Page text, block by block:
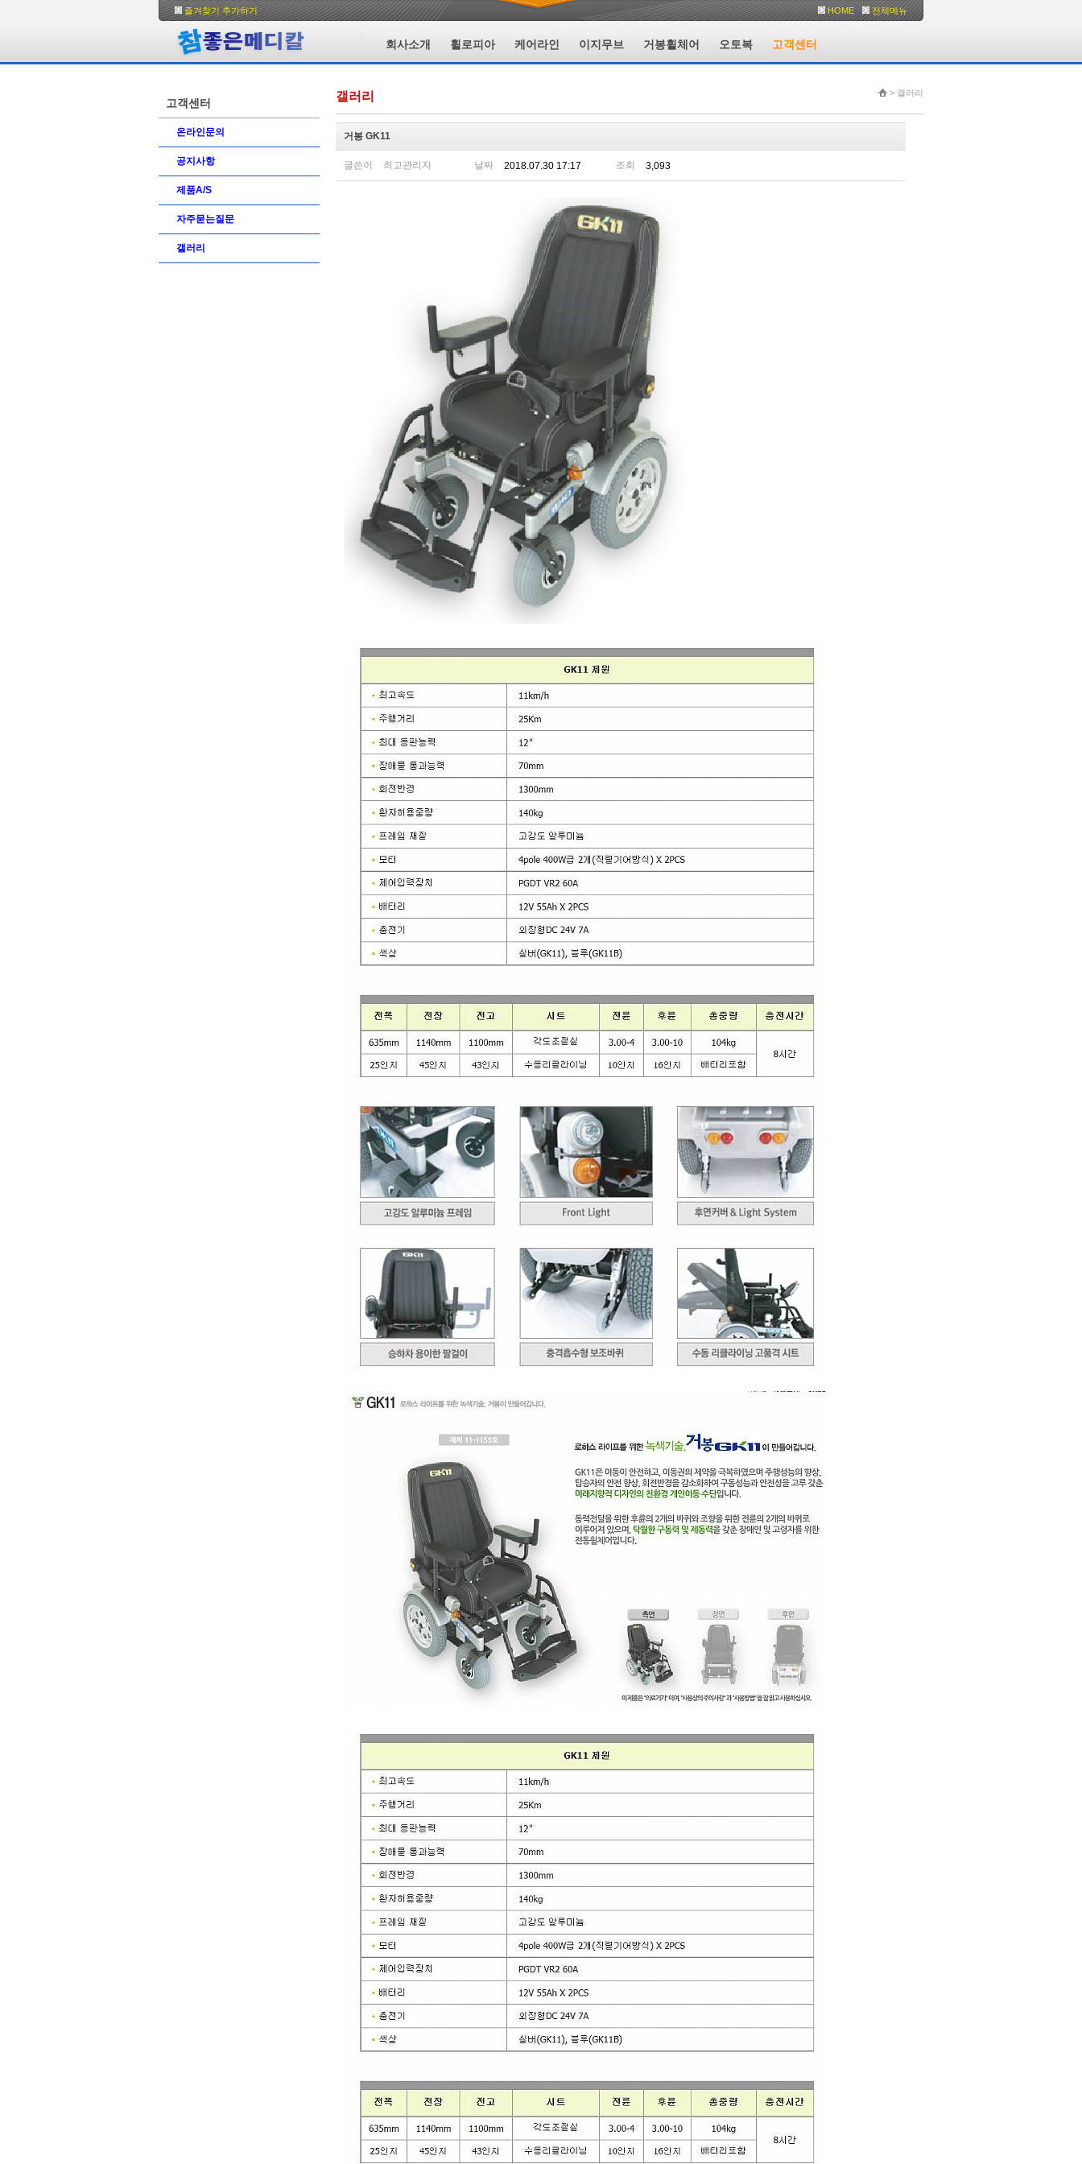
즐겨찾기 추가하기 HOME 전체메뉴
회사소개 휠로피아 케어라인 이지무브 거봉휠체어 오토복 고객센터
고객센터
온라인문의
공지사항
제품A/S
자주묻는질문
갤러리
갤러리 > 갤러리
거봉 GK11
글쓴이 최고관리자 날짜 2018.07.30 17:17 조회 3,093